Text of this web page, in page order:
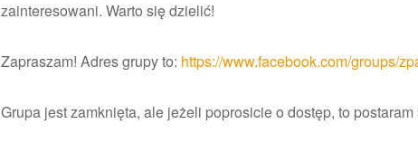
zainteresowani. Warto się dzielić!
Zapraszam! Adres grupy to: https://www.facebook.com/groups/
Grupa jest zamknięta, ale jeżeli poprosicie o dostęp, to